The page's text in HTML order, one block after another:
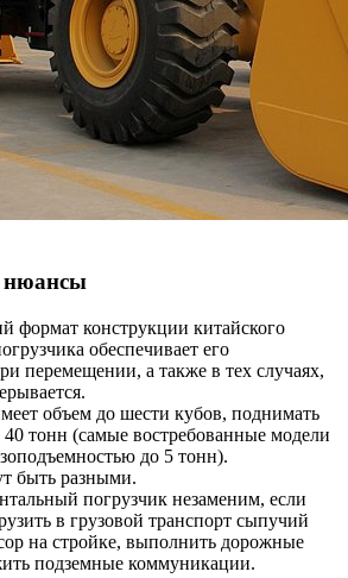
нюансы
формат конструкции китайского
обеспечивает его
перемещении, а также в тех случаях,
объем до шести кубов, поднимать
тонн (самые востребованные модели
до 5 тонн).
быть разными.
погрузчик незаменим, если
в грузовой транспорт сыпучий
на стройке, выполнить дорожные
подземные коммуникации.